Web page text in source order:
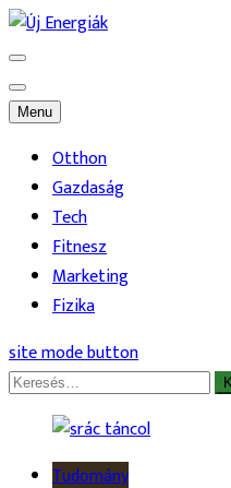
Skip
to
content
Új Energiák
Energikus hírek és érdekességek
Menu
Otthon
Gazdaság
Tech
Fitnesz
Marketing
Fizika
site mode button
Keresés:
Tudomány